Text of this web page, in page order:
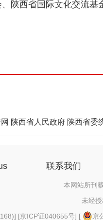
西省国际文化交流基
陕西省人民政府 陕西省委
联系我们
本网站所刊
未经
] [京ICP证040655号] [ 京